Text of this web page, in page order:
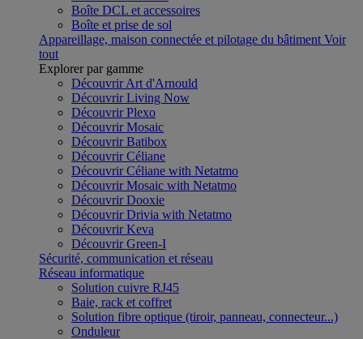
Boîte DCL et accessoires
Boîte et prise de sol
Appareillage, maison connectée et pilotage du bâtiment Voir
tout
Explorer par gamme
Découvrir Art d'Arnould
Découvrir Living Now
Découvrir Plexo
Découvrir Mosaic
Découvrir Batibox
Découvrir Céliane
Découvrir Céliane with Netatmo
Découvrir Mosaic with Netatmo
Découvrir Dooxie
Découvrir Drivia with Netatmo
Découvrir Keva
Découvrir Green-I
Sécurité, communication et réseau
Réseau informatique
Solution cuivre RJ45
Baie, rack et coffret
Solution fibre optique (tiroir, panneau, connecteur...)
Onduleur